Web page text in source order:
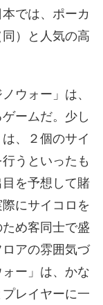
では、ポーカ
）と人気の高
ウォー」は、
ームだ。少し
、２個のサイ
うといったも
を予想して賭
にサイコロを
め客同士で盛
アの雰囲気づ
ー」は、かな
レイヤーに一